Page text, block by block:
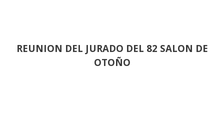
REUNION DEL JURADO DEL 82 SALON DE
OTOÑO